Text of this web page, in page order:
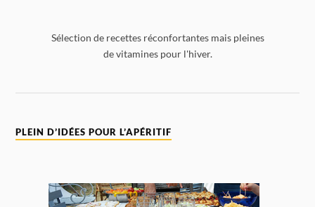
Sélection de recettes réconfortantes mais pleines
de vitamines pour l'hiver.
PLEIN D’IDÉES POUR L’APÉRITIF